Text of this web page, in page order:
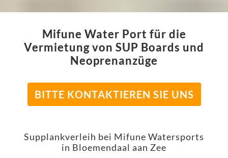
Mifune Water Port für die
Vermietung von SUP Boards und
Neoprenanzüge
BITTE KONTAKTIEREN SIE UNS
Supplankverleih bei Mifune Watersports
in Bloemendaal aan Zee